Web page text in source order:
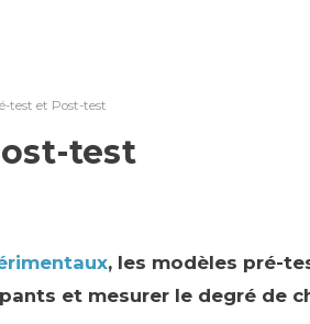
test et Post-test
test
, les modèles pré-
et mesurer le degré de